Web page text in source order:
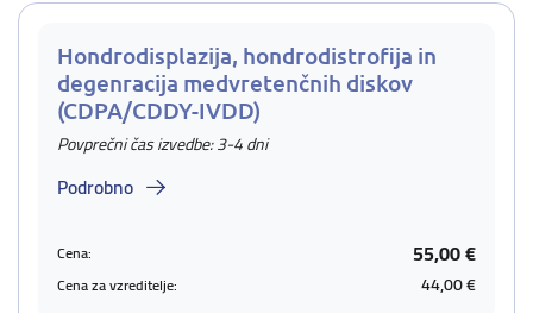
Hondrodisplazija, hondrodistrofija in
degenracija medvretenčnih diskov
(CDPA/CDDY-IVDD)
Povprečni čas izvedbe: 3-4 dni
Podrobno
Cena: 55,00 €
Cena za vzreditelje: 44,00 €